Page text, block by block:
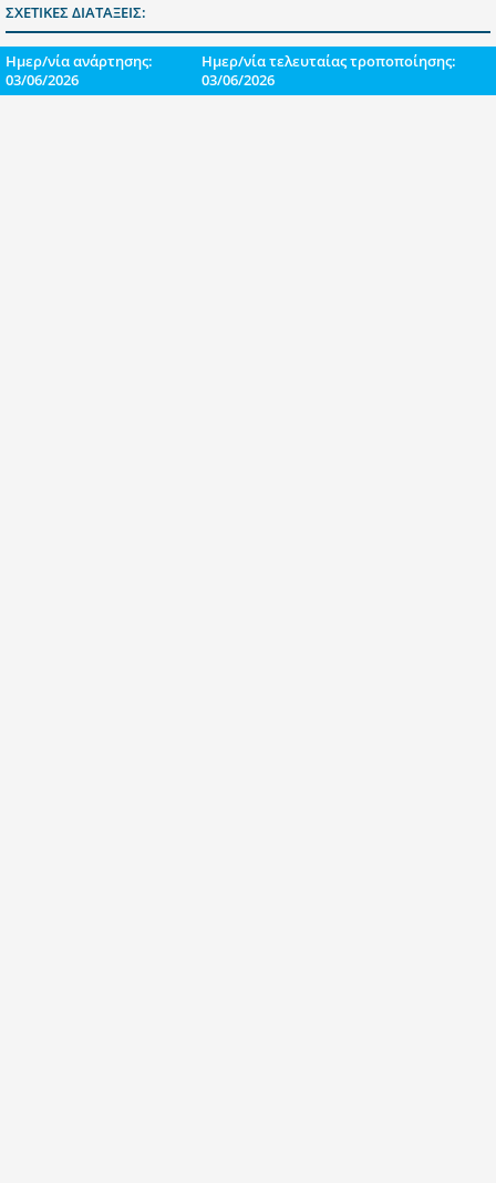
ΣΧΕΤΙΚΕΣ ΔΙΑΤΑΞΕΙΣ:
Ημερ/νία ανάρτησης:
03/06/2026
Ημερ/νία τελευταίας τροποποίησης:
03/06/2026